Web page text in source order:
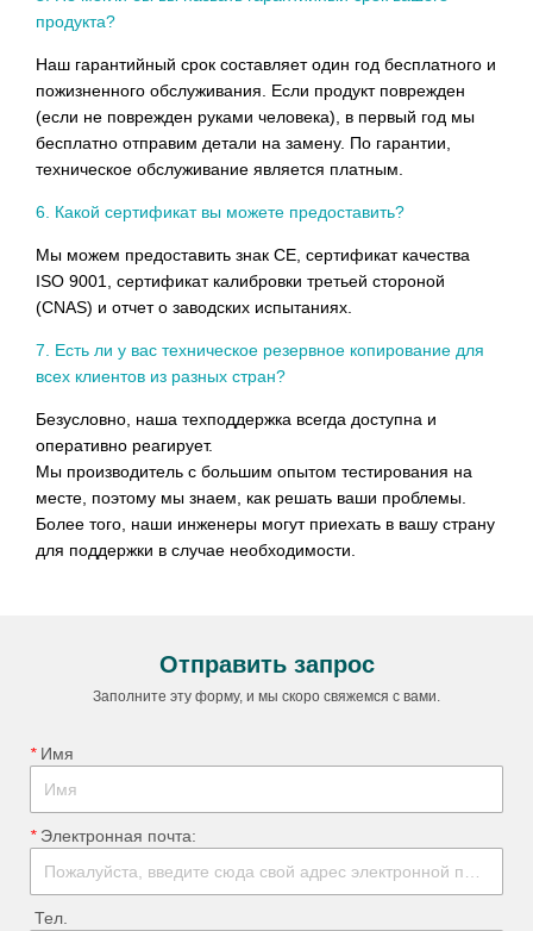
Отправить запрос
Заполните эту форму, и мы скоро свяжемся с вами.
*ㅤ Имя
*ㅤ Электронная почта:
ㅤ Тел.